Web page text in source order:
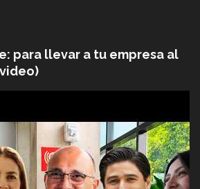
para llevar a tu empresa al